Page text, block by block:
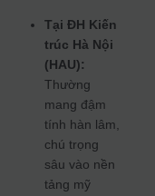
Tại ĐH Kiến
trúc Hà Nội
(HAU):
Thường
mang đậm
tính hàn lâm,
chú trọng
sâu vào nền
tảng mỹ